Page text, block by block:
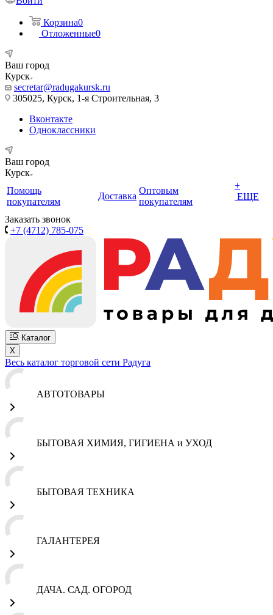
Корзина0
Отложенные0
Ваш город
Курск
secretar@radugakursk.ru
305025, Курск, 1-я Строительная, 3
Вконтакте
Одноклассники
Ваш город
Курск
Помощь
покупателям
Доставка
Оптовым
покупателям
+
ЕЩЕ
Заказать звонок
+7 (4712) 785-075
Каталог
X
Весь каталог торговой сети Радуга
АВТОТОВАРЫ
БЫТОВАЯ ХИМИЯ, ГИГИЕНА и УХОД
БЫТОВАЯ ТЕХНИКА
ГАЛАНТЕРЕЯ
ДАЧА. САД. ОГОРОД